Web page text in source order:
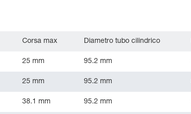
Corsa max Diametro tubo cilindrico
25 mm 95.2 mm
25 mm 95.2 mm
38.1 mm 95.2 mm